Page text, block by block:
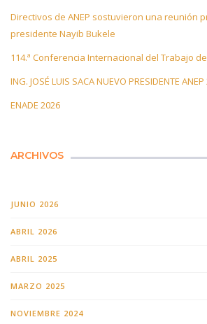
Directivos de ANEP sostuvieron una reunión
presidente Nayib Bukele
114.ª Conferencia Internacional del Trabajo
ING. JOSÉ LUIS SACA NUEVO PRESIDENTE
ENADE 2026
ARCHIVOS
JUNIO 2026
ABRIL 2026
ABRIL 2025
MARZO 2025
NOVIEMBRE 2024